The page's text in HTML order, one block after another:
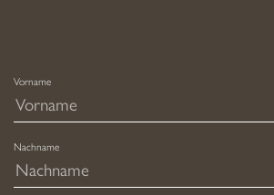
Vorname
Nachname